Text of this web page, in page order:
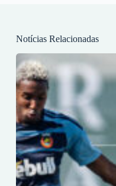
Notícias Relacionadas